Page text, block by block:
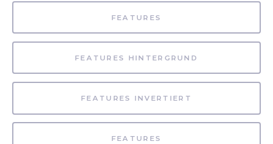
FEATURES
FEATURES HINTERGRUND
FEATURES INVERTIERT
FEATURES